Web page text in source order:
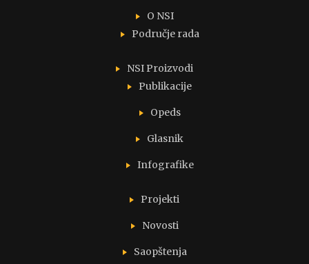
O NSI
Područje rada
NSI Proizvodi
Publikacije
Opeds
Glasnik
Infografike
Projekti
Novosti
Saopštenja